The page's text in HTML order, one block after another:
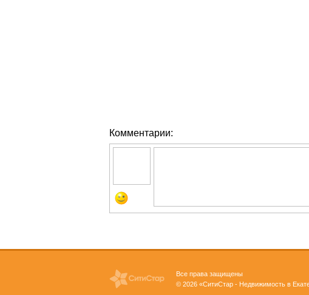
Комментарии:
Все права защищены
© 2026 «СитиСтар - Недвижимость в